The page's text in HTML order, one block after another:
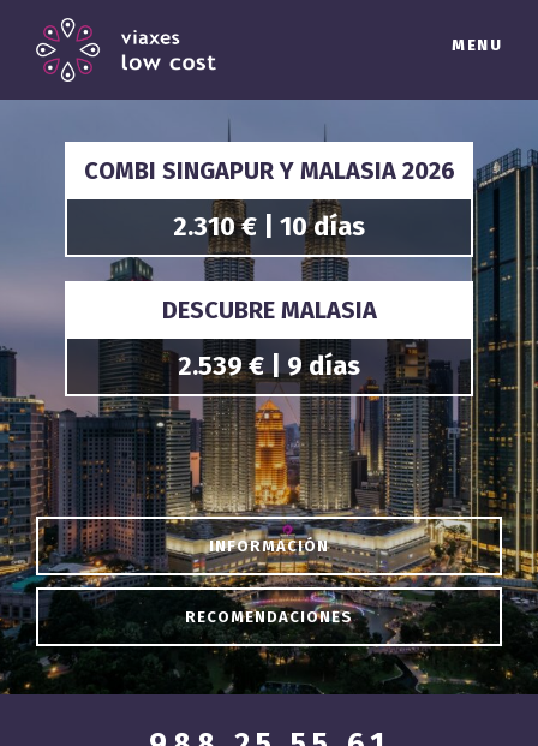
COMBI SINGAPUR Y MALASIA 2026
2.310 € | 10 días
DESCUBRE MALASIA
2.539 € | 9 días
INFORMACIÓN
RECOMENDACIONES
MENU